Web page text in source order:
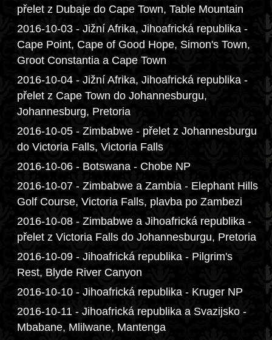
přelet z Dubaje do Cape Town, Table Mountain
2016-10-03 - Jižní Afrika, Jihoafrická republika -
Cape Point, Cape of Good Hope, Simon's Town,
Groot Constantia a Cape Town
2016-10-04 - Jižní Afrika, Jihoafrická republika -
přelet z Cape Town do Johannesburgu,
Johannesburg, Pretoria
2016-10-05 - Zimbabwe - přelet z Johannesburgu
do Victoria Falls, Victoria Falls
2016-10-06 - Botswana - Chobe NP
2016-10-07 - Zimbabwe a Zambia - Elephant Hills
Golf Course, Victoria Falls, plavba po Zambezi
2016-10-08 - Zimbabwe a Jihoafrická republika -
přelet z Victoria Falls do Johannesburgu, Pretoria
2016-10-09 - Jihoafrická republika - Pilgrim's
Rest, Blyde River Canyon
2016-10-10 - Jihoafrická republika - Kruger NP
2016-10-11 - Jihoafrická republika a Svazijsko -
Mbabane, Mlilwane, Mantenga